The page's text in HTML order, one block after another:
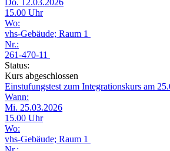
15.00 Uhr
Wo:
vhs-Gebäude; Raum 1
Nr.:
261-470-11
Status:
Kurs abgeschlossen
Einstufungstest zum Integrationskurs am
Wann:
Mi. 25.03.2026
15.00 Uhr
Wo:
vhs-Gebäude; Raum 1